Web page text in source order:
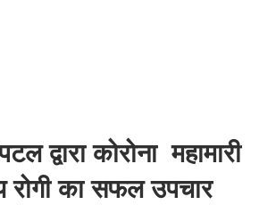
द्वारा कोरोना महामारी
रोगी का सफल उपचार